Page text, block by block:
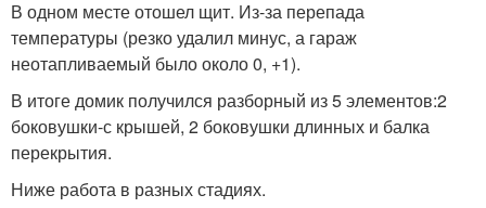
В одном месте отошел щит. Из-за перепада
температуры (резко удалил минус, а гараж
неотапливаемый было около 0, +1).
В итоге домик получился разборный из 5 элементов:2
боковушки-с крышей, 2 боковушки длинных и балка
перекрытия.
Ниже работа в разных стадиях.